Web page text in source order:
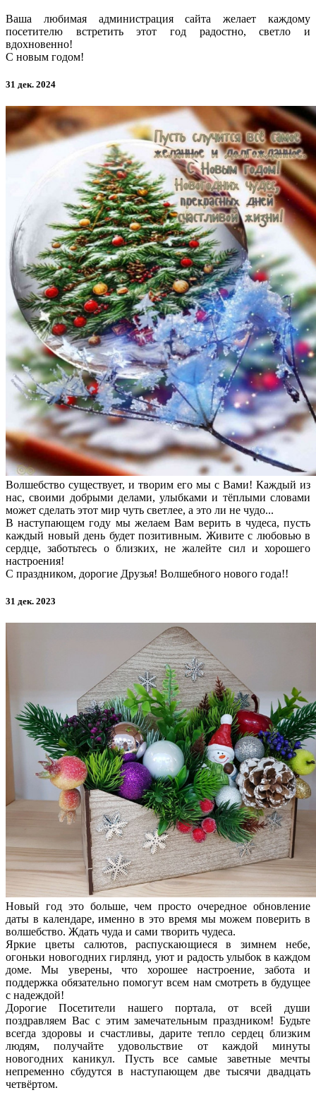
Ваша любимая администрация сайта желает каждому
посетителю встретить этот год радостно, светло и
вдохновенно!
С новым годом!
31 дек. 2024
Волшебство существует, и творим его мы с Вами! Каждый из
нас, своими добрыми делами, улыбками и тёплыми словами
может сделать этот мир чуть светлее, а это ли не чудо...
В наступающем году мы желаем Вам верить в чудеса, пусть
каждый новый день будет позитивным. Живите с любовью в
сердце, заботьтесь о близких, не жалейте сил и хорошего
настроения!
С праздником, дорогие Друзья! Волшебного нового года!!
31 дек. 2023
Новый год это больше, чем просто очередное обновление
даты в календаре, именно в это время мы можем поверить в
волшебство. Ждать чуда и сами творить чудеса.
Яркие цветы салютов, распускающиеся в зимнем небе,
огоньки новогодних гирлянд, уют и радость улыбок в каждом
доме. Мы уверены, что хорошее настроение, забота и
поддержка обязательно помогут всем нам смотреть в будущее
с надеждой!
Дорогие Посетители нашего портала, от всей души
поздравляем Вас с этим замечательным праздником! Будьте
всегда здоровы и счастливы, дарите тепло сердец близким
людям, получайте удовольствие от каждой минуты
новогодних каникул. Пусть все самые заветные мечты
непременно сбудутся в наступающем две тысячи двадцать
четвёртом.